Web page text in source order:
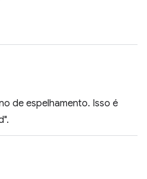
de espelhamento. Isso é